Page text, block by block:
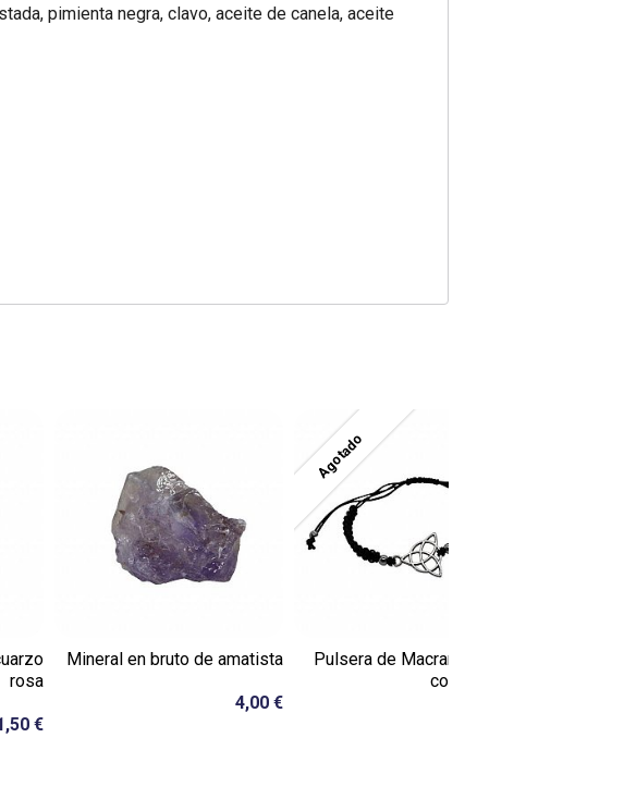
pimienta negra, clavo, aceite de canela, aceite
rosa
€
Mineral en bruto de amatista
4,00 €
Agotado
Pulsera de Macramé Negro
con Triqueta